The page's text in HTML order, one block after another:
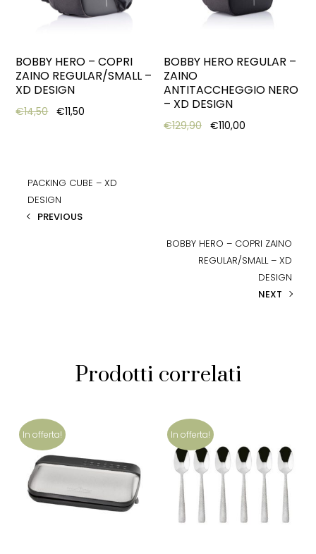
BOBBY HERO – COPRI
ZAINO REGULAR/SMALL –
XD DESIGN
€14,50 Original price was: €14,50.
€11,50 Current price is: €11,50.
BOBBY HERO REGULAR –
ZAINO
ANTITACCHEGGIO NERO
– XD DESIGN
€129,90 Original price was:
€110,00
PACKING CUBE – XD
DESIGN
PREVIOUS
BOBBY HERO – COPRI ZAINO
REGULAR/SMALL – XD
DESIGN
NEXT
Prodotti correlati
In offerta! In offerta!